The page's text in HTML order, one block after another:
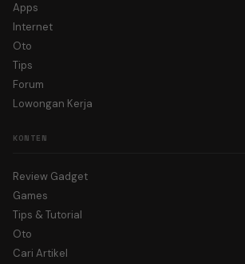
Apps
Internet
Oto
Tips
Forum
Lowongan Kerja
KONTEN
Review Gadget
Games
Tips & Tutorial
Oto
Cari Artikel